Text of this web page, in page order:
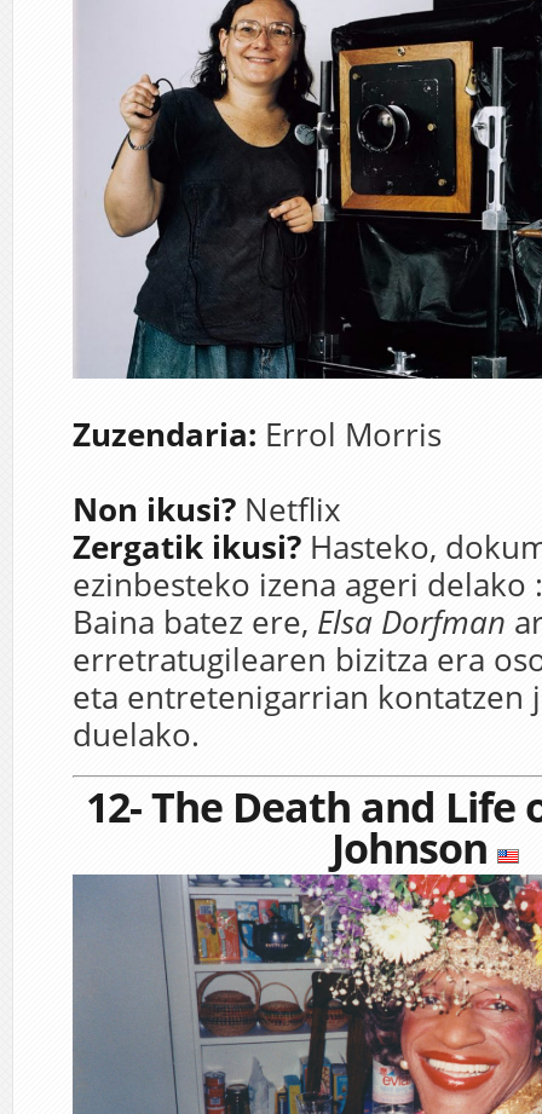
Zuzendaria: Errol Morris
Non ikusi? Netflix
Zergatik ikusi? Hasteko,
ezinbesteko izena ageri delako
Baina batez ere, Elsa Dorfman
erretratugilearen bizitza era
eta entretenigarrian kontatzen
duelako.
12-The Death and Life
Johnson